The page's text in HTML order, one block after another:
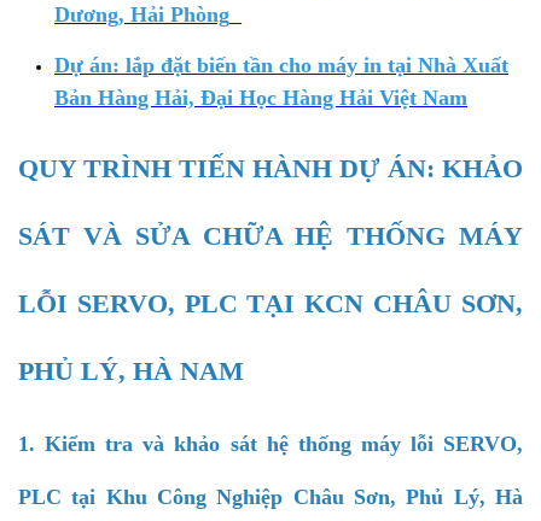
Dương, Hải Phòng
Dự án: lắp đặt biến tần cho máy in tại Nhà Xuất
Bản Hàng Hải, Đại Học Hàng Hải Việt Nam
QUY TRÌNH TIẾN HÀNH DỰ ÁN: KHẢO
SÁT VÀ SỬA CHỮA HỆ THỐNG MÁY
LỖI SERVO, PLC TẠI KCN CHÂU SƠN,
PHỦ LÝ, HÀ NAM
1. Kiểm tra và khảo sát hệ thống máy lỗi SERVO,
PLC tại Khu Công Nghiệp Châu Sơn, Phủ Lý, Hà